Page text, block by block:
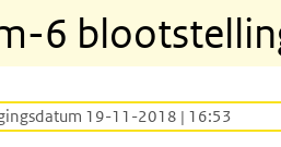
6
19-11-2018 | 16:53